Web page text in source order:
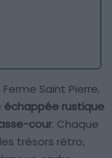
Ferme Saint Pierre,
échappée rustique
cour. Chaque
trésors rétro,